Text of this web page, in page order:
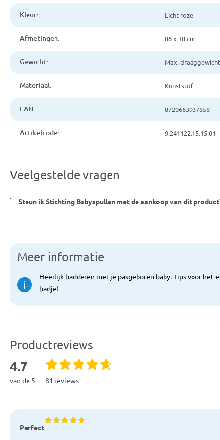
Kleur: Licht roze
Afmetingen: 86 x 38 cm
Gewicht: Max.
Materiaal: Kunststof
EAN: 8720663937858
Artikelcode: 9.241122.15.15.01
Veelgestelde vragen
Steun ik Stichting Babyspullen met de aankoop van dit
Meer informatie
i
Heerlijk badderen met je pasgeboren baby. Tips voor het
badje!
Productreviews
4.7
van de 5 81 reviews
Perfect